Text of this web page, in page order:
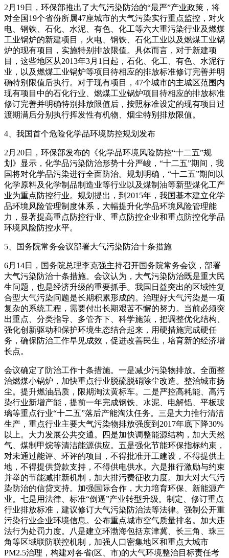
2月19日，环保部推出了大气污染防治的“最严”产业政策，将
对全国19个省份所属47座城市的大气污染实行重点监控，对火
电、钢铁、石化、水泥、有色、化工等六大重污染行业及燃煤
工业锅炉的新建项目，火电、钢铁、石化工业以及燃煤工业锅
炉的现有项目，实施特别排放限值。具体而言，对于新建项
目，这些地区从2013年3月1日起，石化、化工、有色、水泥行
业，以及燃煤工业锅炉等项目待相应的排放标准修订完善并明
确特别限值后执行。对于现有项目，47个城市的主城区范围内
现有项目中的石化行业、燃煤工业锅炉项目待相应的排放标准
修订完善并明确特别排放限值后，按照标准设定的现有项目过
渡期满后分别执行挥发性有机物、烟尘特别排放限值。
4、我国首个危险化学品环境防控规划发布
2月20日，环保部发布的《化学品环境风险防控“十二五”规
划》显示，化学品污染防治形势十分严峻，“十二五”期间，我
国将对化学品污染进行全面防治。规划明确，“十二五”期间以
化学原料及化学制品制造业等行业以及煤制油等新型煤化工产
业为重点防控行业。规划提出，到2015年，我国基本建立化学
品环境风险管理制度体系，大幅提升化学品环境风险管理能
力，显著提高重点防控行业、重点防控企业和重点防控化学品
环境风险防控水平。
5、国务院常务会议部署大气污染防治十条措施
6月14日，国务院总理李克强主持召开国务院常务会议，部署
大气污染防治十条措施。会议认为，大气污染防治既是重大民
生问题，也是经济升级的重要抓手。我国日益突出的区域性复
合型大气污染问题是长期积累形成的。治理好大气污染是一项
复杂的系统工程，需要付出长期艰苦不懈的努力。当前必须突
出重点、分类指导、多管齐下、科学施策，把调整优化结构、
强化创新驱动和保护环境生态结合起来，用硬措施完成硬任
务，确保防治工作早见成效，促进改善民生，培育新的经济增
长点。
会议确定了防治工作十条措施。一是减少污染物排放。全面整
治燃煤小锅炉，加快重点行业脱硫脱硝除尘改造。整治城市扬
尘。提升燃油品质，限期淘汰黄标车。二是严控高耗能、高污
染行业新增产能，提前一年完成钢铁、水泥、电解铝、平板玻
璃等重点行业“十二五”落后产能淘汰任务。三是大力推行清洁
生产，重点行业主要大气污染物排放强度到2017年底下降30%
以上。大力发展公共交通。四是加快调整能源结构，加大天然
气、煤制甲烷等清洁能源供应。五是强化节能环保指标约束，
对未通过能评、环评的项目，不得批准开工建设，不得提供土
地，不得提供贷款支持，不得供电供水。六是推行激励与约束
并举的节能减排新机制，加大排污费征收力度。加大对大气污
染防治的信贷支持。加强国际合作，大力培育环保、新能源产
业。七是用法律、标准“倒逼”产业转型升级。制定、修订重点
行业排放标准，建议修订大气污染防治法等法律。强制公开重
污染行业企业环境信息。公布重点城市空气质量排名。加大违
法行为处罚力度。八是建立环渤海包括京津冀、长三角、珠三
角等区域联防联控机制，加强人口密集地区和重点大城市
PM2.5治理，构建对各省(区、市)的大气环境整治目标责任考